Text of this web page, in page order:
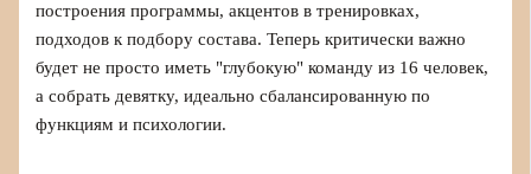
построения программы, акцентов в тренировках,
подходов к подбору состава. Теперь критически важно
будет не просто иметь "глубокую" команду из 16 человек,
а собрать девятку, идеально сбалансированную по
функциям и психологии.